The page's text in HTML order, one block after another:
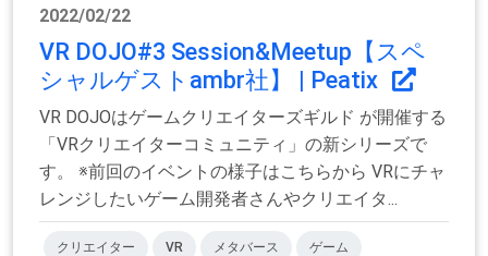
2022/02/22
VR DOJO#3 Session&Meetup【スペ
シャルゲストambr社】 | Peatix
VR DOJOはゲームクリエイターズギルド が開催する
「VRクリエイターコミュニティ」の新シリーズで
す。 ※前回のイベントの様子はこちらから VRにチャ
レンジしたいゲーム開発者さんやクリエイタ...
クリエイター VR メタバース ゲーム